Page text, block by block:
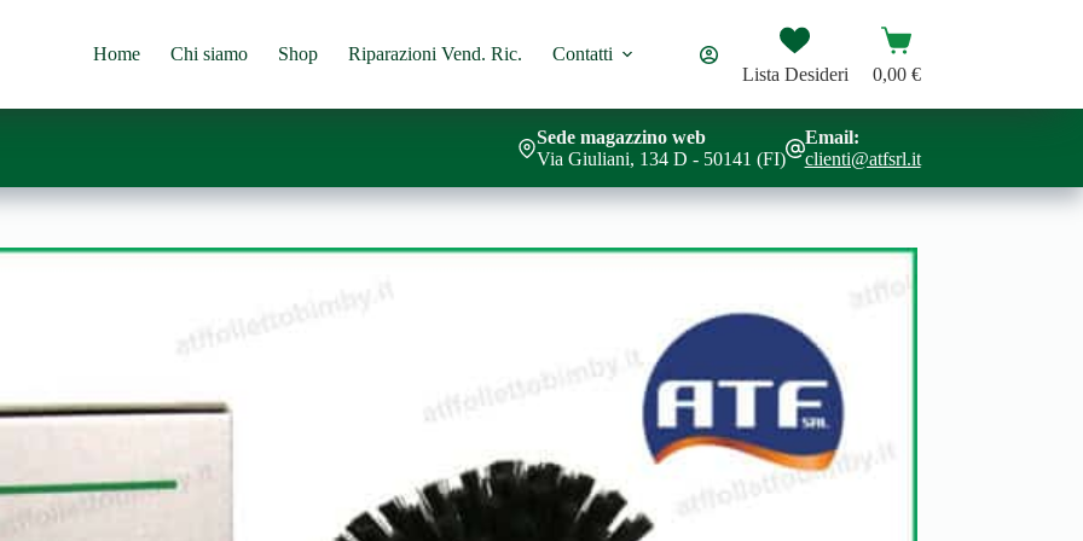
Home Chi siamo Shop Riparazioni Vend. Ric.
Contatti
Lista Desideri
Carrello
0,00 €
Sede magazzino web
Via Giuliani, 134 D - 50141 (FI)
Email:
clienti@atfsrl.it